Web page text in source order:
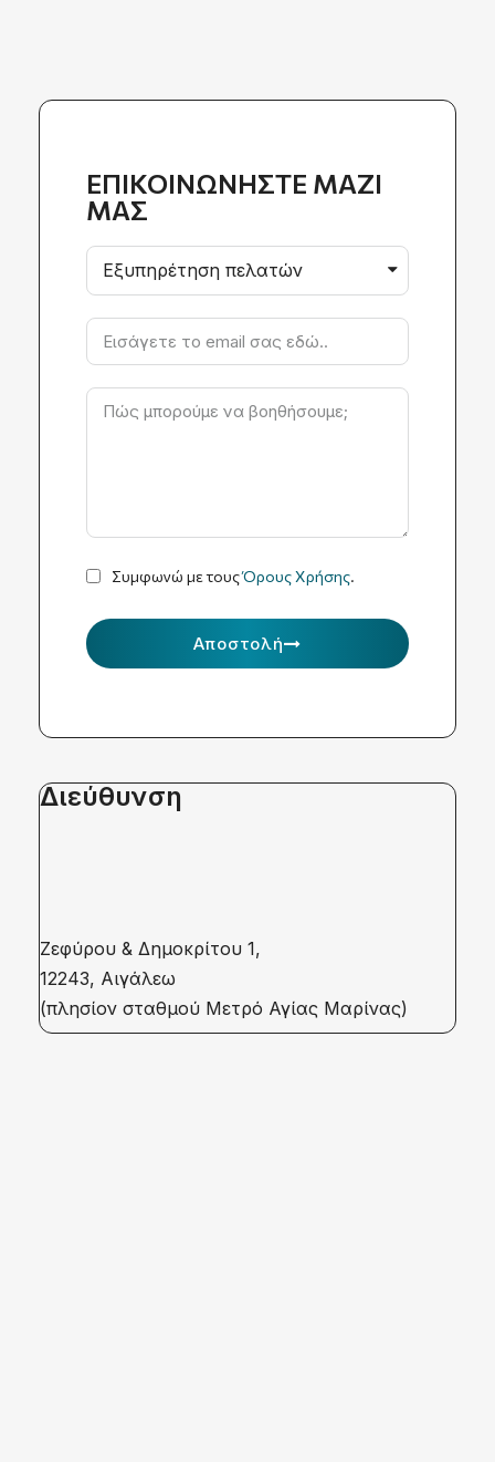
ΕΠΙΚΟΙΝΩΝΗΣΤΕ ΜΑΖΙ
ΜΑΣ
Συμφωνώ με τουςΌρους Χρήσης.
Αποστολή
Διεύθυνση
Ζεφύρου & Δημοκρίτου 1,
12243, Αιγάλεω
(πλησίον σταθμού Μετρό Αγίας Μαρίνας)